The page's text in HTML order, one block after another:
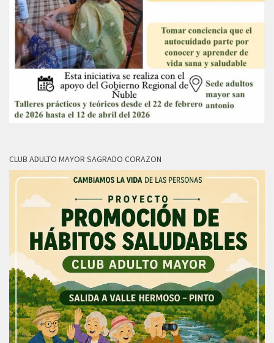
CLUB ADULTO MAYOR SAGRADO CORAZON